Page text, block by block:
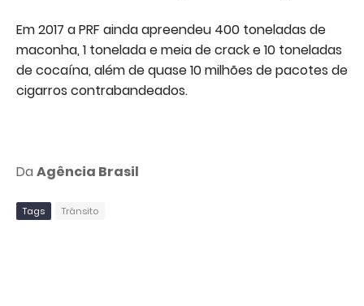
Em 2017 a PRF ainda apreendeu 400 toneladas de
maconha, 1 tonelada e meia de crack e 10 toneladas
de cocaína, além de quase 10 milhões de pacotes de
cigarros contrabandeados.
Da Agência Brasil
Tags Trânsito